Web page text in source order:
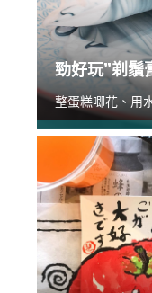
勁好玩”剃鬚
整蛋糕唧花、用